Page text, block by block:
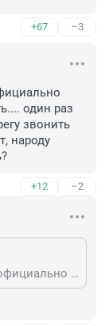
+67 –3
один раз
звонить
народу
+12 –2
За интернет же его не просили. Но официально целых два раза пришлось упрашивать.... один раз геостратег, второй раз отправили Серегу звонить уговаривать, чтобы не забыли. Может, народу России начать письма Трампу писать?